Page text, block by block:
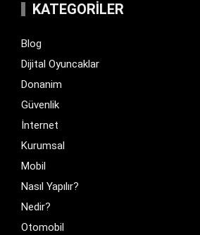
KATEGORILER
Blog
Dijital Oyuncaklar
Donanim
Güvenlik
İnternet
Kurumsal
Mobil
Nasıl Yapılır?
Nedir?
Otomobil